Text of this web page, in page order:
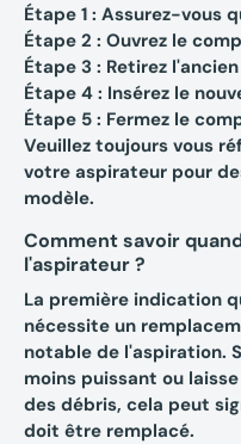
Étape 1 : Assurez-vous
Étape 2 : Ouvrez le
Étape 3 : Retirez
Étape 4 : Insérez le
Étape 5 : Fermez le
Veuillez toujours vous
votre aspirateur pour
modèle.
Comment savoir
l'aspirateur ?
La première indication
nécessite un
notable de l'aspiration.
moins puissant ou
des débris, cela peut
doit être remplacé.